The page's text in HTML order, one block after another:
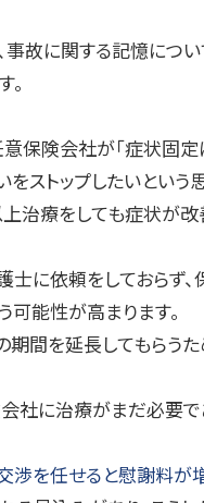
故に関する記憶につ
。
保険会社が「症状固定
ストップしたいとい
治療をしても症状が
士に依頼をしておら
可能性が高まります。
期間を延長してもら
社に治療がまだ必要
渉を任せると慰謝料が